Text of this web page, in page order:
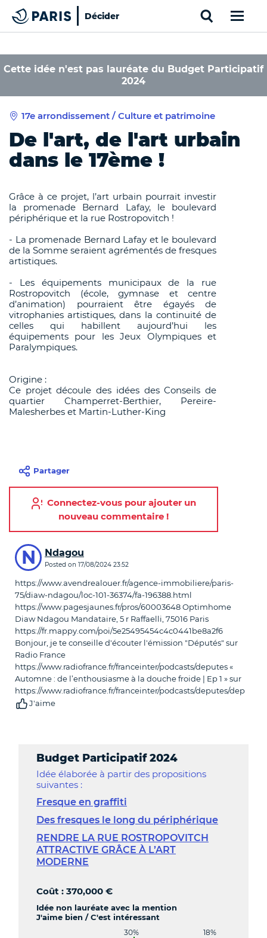
Paris
Décider
Cette idée n'est pas lauréate du Budget Participatif
2024
17e arrondissement / Culture et patrimoine
De l'art, de l'art urbain
dans le 17ème !
Grâce à ce projet, l’art urbain pourrait investir
la promenade Bernard Lafay, le boulevard
périphérique et la rue Rostropovitch !
- La promenade Bernard Lafay et le boulevard
de la Somme seraient agrémentés de fresques
artistiques.
- Les équipements municipaux de la rue
Rostropovitch (école, gymnase et centre
d’animation) pourraient être égayés de
vitrophanies artistiques, dans la continuité de
celles qui habillent aujourd’hui les
équipements pour les Jeux Olympiques et
Paralympiques.
Origine :
Ce projet découle des idées des Conseils de
quartier Champerret-Berthier, Pereire-
Malesherbes et Martin-Luther-King
Partager
Connectez-vous pour ajouter un
nouveau commentaire !
Commentaires
N Ndagou
Posted on 17/08/2024 23:52
https://www.avendrealouer.fr/agence-immobiliere/paris-
75/diaw-ndagou/loc-101-36374/fa-196388.html
https://www.pagesjaunes.fr/pros/60003648 Optimhome
Diaw Ndagou Mandataire, 5 r Raffaelli, 75016 Paris
https://fr.mappy.com/poi/5e25495454c4c0441be8a2f6
Bonjour, je te conseille d'écouter l'émission "Députés" sur
Radio France
https://www.radiofrance.fr/franceinter/podcasts/deputes «
Automne : de l’enthousiasme à la douche froide | Ep 1 » sur
https://www.radiofrance.fr/franceinter/podcasts/deputes/dep
J'aime
Budget Participatif 2024
Idée élaborée à partir des propositions
suivantes :
Fresque en graffiti
Des fresques le long du périphérique
RENDRE LA RUE ROSTROPOVITCH
ATTRACTIVE GRÂCE À L’ART
MODERNE
Coût : 370,000 €
Idée non lauréate avec la mention
J'aime bien / C'est intéressant
30% 18%